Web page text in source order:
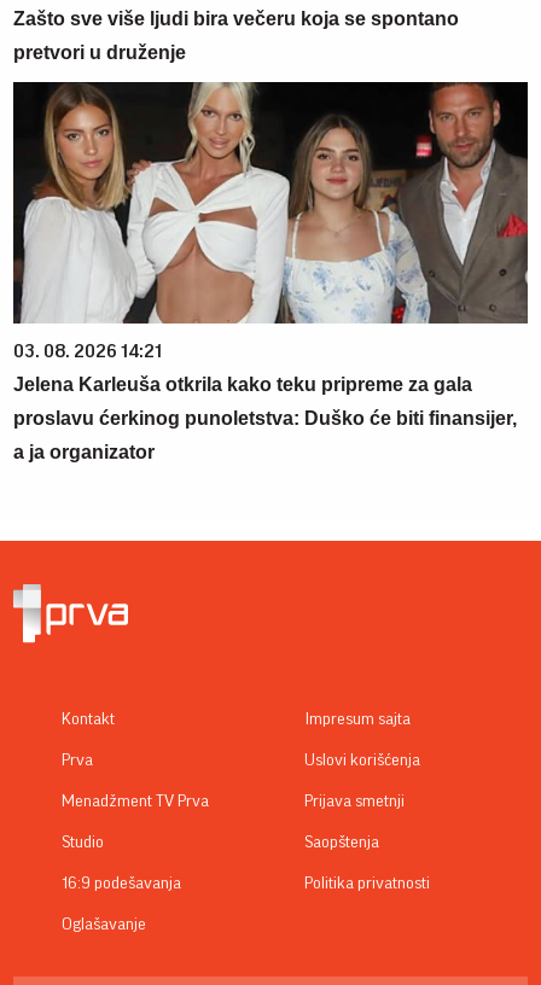
Zašto sve više ljudi bira večeru koja se spontano
pretvori u druženje
03. 08. 2026 14:21
Jelena Karleuša otkrila kako teku pripreme za gala
proslavu ćerkinog punoletstva: Duško će biti finansijer,
a ja organizator
Kontakt
Prva
Menadžment TV Prva
Studio
16:9 podešavanja
Oglašavanje
Impresum sajta
Uslovi korišćenja
Prijava smetnji
Saopštenja
Politika privatnosti